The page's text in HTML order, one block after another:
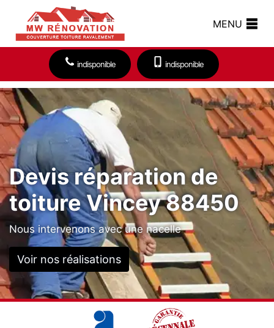
MENU
indisponible indisponible
Devis réparation de
toiture Vincey 88450
Nous intervenons avec une nacelle
Voir nos réalisations